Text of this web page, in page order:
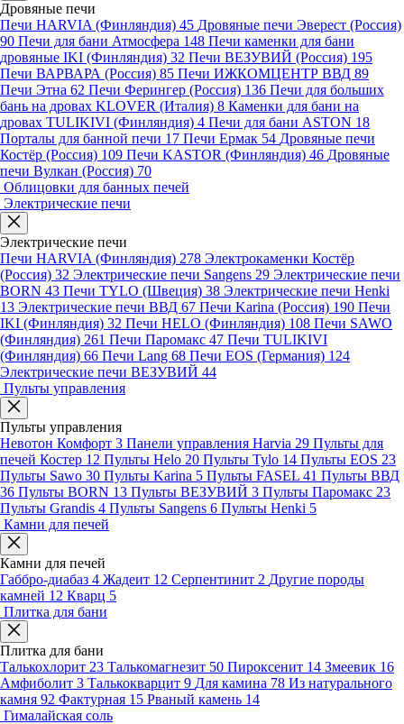
Дровяные печи
Печи HARVIA (Финляндия) 45 Дровяные печи Эверест (Россия)
90 Печи для бани Атмосфера 148 Печи каменки для бани
дровяные IKI (Финляндия) 32 Печи ВЕЗУВИЙ (Россия) 195
Печи ВАРВАРА (Россия) 85 Печи ИЖКОМЦЕНТР ВВД 89
Печи Этна 62 Печи Ферингер (Россия) 136 Печи для больших
бань на дровах KLOVER (Италия) 8 Каменки для бани на
дровах TULIKIVI (Финляндия) 4 Печи для бани ASTON 18
Порталы для банной печи 17 Печи Ермак 54 Дровяные печи
Костёр (Россия) 109 Печи KASTOR (Финляндия) 46 Дровяные
печи Вулкан (Россия) 70
Облицовки для банных печей
Электрические печи
Электрические печи
Печи HARVIA (Финляндия) 278 Электрокаменки Костёр
(Россия) 32 Электрические печи Sangens 29 Электрические печи
BORN 43 Печи TYLO (Швеция) 38 Электрические печи Henki
13 Электрические печи ВВД 67 Печи Karina (Россия) 190 Печи
IKI (Финляндия) 32 Печи HELO (Финляндия) 108 Печи SAWO
(Финляндия) 261 Печи Паромакс 47 Печи TULIKIVI
(Финляндия) 66 Печи Lang 68 Печи EOS (Германия) 124
Электрические печи ВЕЗУВИЙ 44
Пульты управления
Пульты управления
Невотон Комфорт 3 Панели управления Harvia 29 Пульты для
печей Костер 12 Пульты Helo 20 Пульты Tylo 14 Пульты EOS 23
Пульты Sawo 30 Пульты Karina 5 Пульты FASEL 41 Пульты ВВД
36 Пульты BORN 13 Пульты ВЕЗУВИЙ 3 Пульты Паромакс 23
Пульты Grandis 4 Пульты Sangens 6 Пульты Henki 5
Камни для печей
Камни для печей
Габбро-диабаз 4 Жадеит 12 Серпентинит 2 Другие породы
камней 12 Кварц 5
Плитка для бани
Плитка для бани
Талькохлорит 23 Талькомагнезит 50 Пироксенит 14 Змеевик 16
Амфиболит 3 Талькокварцит 9 Для камина 78 Из натурального
камня 92 Фактурная 15 Рваный камень 14
Гималайская соль